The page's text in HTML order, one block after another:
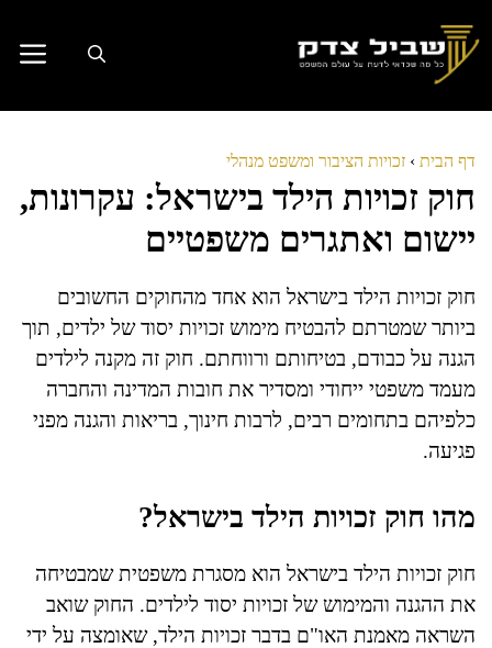
לתוכן
דף הבית › זכויות הציבור ומשפט מנהלי
חוק זכויות הילד בישראל: עקרונות,
יישום ואתגרים משפטיים
חוק זכויות הילד בישראל הוא אחד מהחוקים החשובים
ביותר שמטרתם להבטיח מימוש זכויות יסוד של ילדים, תוך
הגנה על כבודם, בטיחותם ורווחתם. חוק זה מקנה לילדים
מעמד משפטי ייחודי ומסדיר את חובות המדינה והחברה
כלפיהם בתחומים רבים, לרבות חינוך, בריאות והגנה מפני
פגיעה.
מהו חוק זכויות הילד בישראל?
חוק זכויות הילד בישראל הוא מסגרת משפטית שמבטיחה
את ההגנה והמימוש של זכויות יסוד לילדים. החוק שואב
השראה מאמנת האו"ם בדבר זכויות הילד, שאומצה על ידי